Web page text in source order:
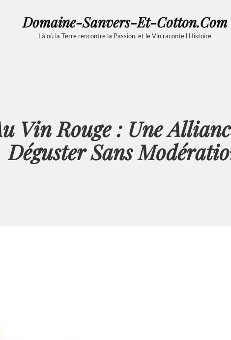
Domaine-Sanvers-Et-Cotton.com
Là où la Terre rencontre la Passion, et le Vin raconte l'Histoire
Vin Rouge : Une
Déguster Sans